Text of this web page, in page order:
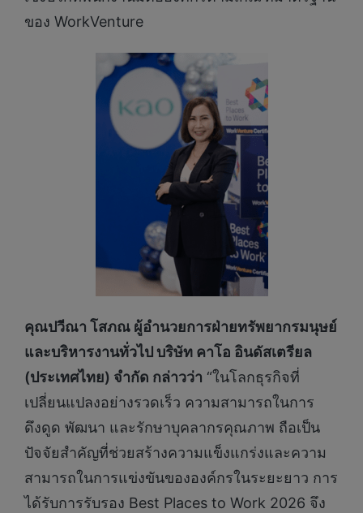
ของ WorkVenture
คุณปวีณา โสภณ ผู้อำนวยการฝ่ายทรัพยากรมนุษย์
และบริหารงานทั่วไป บริษัท คาโอ อินดัสเตรียล
(ประเทศไทย) จำกัด กล่าวว่า “ในโลกธุรกิจที่
เปลี่ยนแปลงอย่างรวดเร็ว ความสามารถในการ
ดึงดูด พัฒนา และรักษาบุคลากรคุณภาพ ถือเป็น
ปัจจัยสำคัญที่ช่วยสร้างความแข็งแกร่งและความ
สามารถในการแข่งขันขององค์กรในระยะยาว การ
ได้รับการรับรอง Best Places to Work 2026 จึง